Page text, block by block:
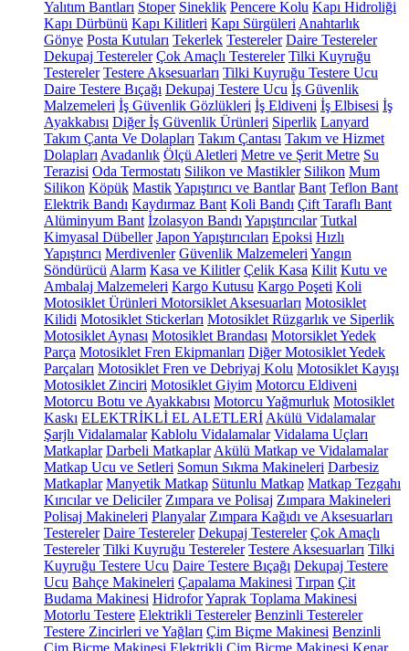
Yalıtım Bantları Stoper Sineklik Pencere Kolu Kapı Hidroliği
Kapı Dürbünü Kapı Kilitleri Kapı Sürgüleri Anahtarlık
Gönye Posta Kutuları Tekerlek Testereler Daire Testereler
Dekupaj Testereler Çok Amaçlı Testereler Tilki Kuyruğu
Testereler Testere Aksesuarları Tilki Kuyruğu Testere Ucu
Daire Testere Bıçağı Dekupaj Testere Ucu İş Güvenlik
Malzemeleri İş Güvenlik Gözlükleri İş Eldiveni İş Elbisesi İş
Ayakkabısı Diğer İş Güvenlik Ürünleri Siperlik Lanyard
Takım Çanta Ve Dolapları Takım Çantası Takım ve Hizmet
Dolapları Avadanlık Ölçü Aletleri Metre ve Şerit Metre Su
Terazisi Oda Termostatı Silikon ve Mastikler Silikon Mum
Silikon Köpük MastikYapıştırıcı ve Bantlar Bant Teflon Bant
Elektrik Bandı Kaydırmaz Bant Koli Bandı Çift Taraflı Bant
Alüminyum Bant İzolasyon Bandı Yapıştırıcılar Tutkal
Kimyasal Dübeller Japon Yapıştırıcıları Epoksi Hızlı
Yapıştırıcı Merdivenler Güvenlik Malzemeleri Yangın
Söndürücü Alarm Kasa ve Kilitler Çelik Kasa Kilit Kutu ve
Ambalaj Malzemeleri Kargo Kutusu Kargo Poşeti Koli
Motosiklet Ürünleri Motorsiklet Aksesuarları Motosiklet
Kilidi Motosiklet Stickerları Motosiklet Rüzgarlık ve Siperlik
Motosiklet Aynası Motosiklet Brandası Motorsiklet Yedek
Parça Motosiklet Fren Ekipmanları Diğer Motosiklet Yedek
Parçaları Motosiklet Fren ve Debriyaj Kolu Motosiklet Kayışı
Motosiklet Zinciri Motosiklet Giyim Motorcu Eldiveni
Motorcu Botu ve Ayakkabısı Motorcu Yağmurluk Motosiklet
Kaskı ELEKTRİKLİ EL ALETLERİ Akülü Vidalamalar
Şarjlı Vidalamalar Kablolu Vidalamalar Vidalama Uçları
Matkaplar Darbeli Matkaplar Akülü Matkap ve Vidalamalar
Matkap Ucu ve Setleri Somun Sıkma Makineleri Darbesiz
Matkaplar Manyetik Matkap Sütunlu Matkap Matkap Tezgahı
Kırıcılar ve Deliciler Zımpara ve Polisaj Zımpara Makineleri
Polisaj Makineleri Planyalar Zımpara Kağıdı ve Aksesuarları
Testereler Daire Testereler Dekupaj Testereler Çok Amaçlı
Testereler Tilki Kuyruğu Testereler Testere Aksesuarları Tilki
Kuyruğu Testere Ucu Daire Testere Bıçağı Dekupaj Testere
Ucu Bahçe Makineleri Çapalama Makinesi Tırpan Çit
Budama Makinesi HidroforYaprak Toplama Makinesi
Motorlu Testere Elektrikli Testereler Benzinli Testereler
Testere Zincirleri ve Yağları Çim Biçme Makinesi Benzinli
Çim Biçme Makinesi Elektrikli Çim Biçme Makinesi Kenar